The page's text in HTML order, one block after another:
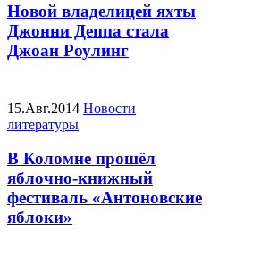
Новой владелицей яхты
Джонни Деппа стала
Джоан Роулинг
15.Авг.2014 Новости
литературы
В Коломне прошёл
яблочно-книжный
фестиваль «Антоновские
яблоки»